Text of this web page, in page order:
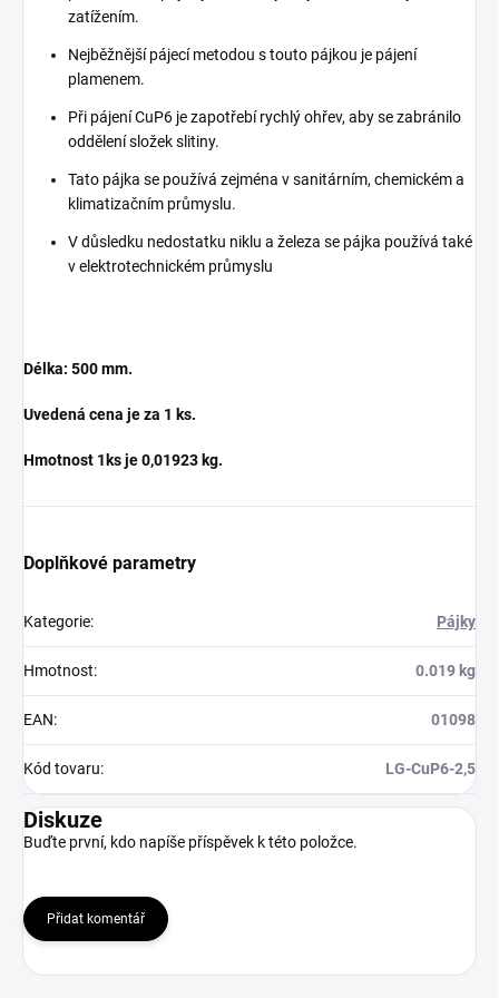
zatížením.
Nejběžnější pájecí metodou s touto pájkou je pájení
plamenem.
Při pájení CuP6 je zapotřebí rychlý ohřev, aby se zabránilo
oddělení složek slitiny.
Tato pájka se používá zejména v sanitárním, chemickém a
klimatizačním průmyslu.
V důsledku nedostatku niklu a železa se pájka používá také
v elektrotechnickém průmyslu
Délka: 500 mm.
Uvedená cena je za 1 ks.
Hmotnost 1ks je 0,01923 kg.
Doplňkové parametry
Kategorie: Pájky
Hmotnost: 0.019 kg
EAN: 01098
Kód tovaru: LG-CuP6-2,5
Diskuze
Buďte první, kdo napíše příspěvek k této položce.
Přidat komentář